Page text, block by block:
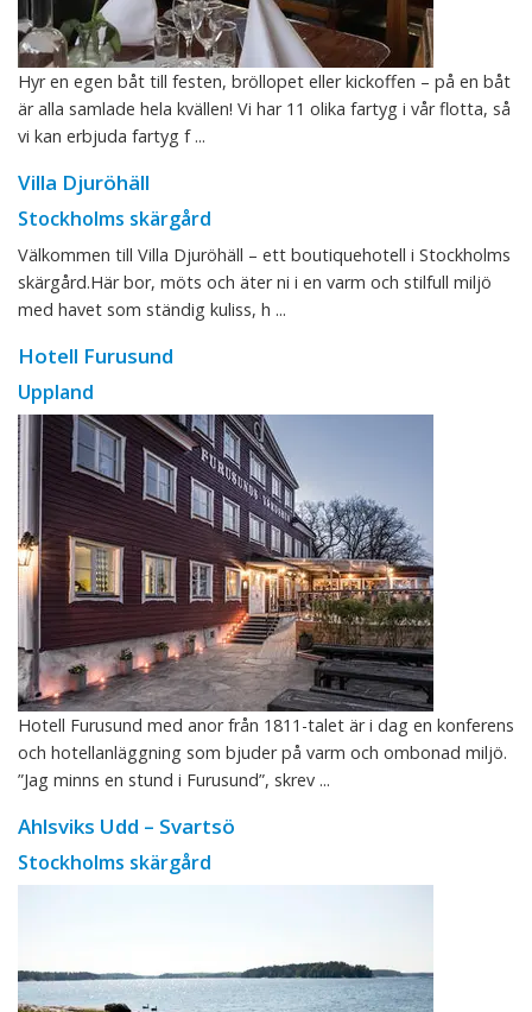
Hyr en egen båt till festen, bröllopet eller kickoffen – på en båt
är alla samlade hela kvällen! Vi har 11 olika fartyg i vår flotta, så
vi kan erbjuda fartyg f ...
Villa Djuröhäll
Stockholms skärgård
Välkommen till Villa Djuröhäll – ett boutiquehotell i Stockholms
skärgård.Här bor, möts och äter ni i en varm och stilfull miljö
med havet som ständig kuliss, h ...
Hotell Furusund
Uppland
Hotell Furusund med anor från 1811-talet är i dag en konferens
och hotellanläggning som bjuder på varm och ombonad miljö.
”Jag minns en stund i Furusund”, skrev ...
Ahlsviks Udd – Svartsö
Stockholms skärgård